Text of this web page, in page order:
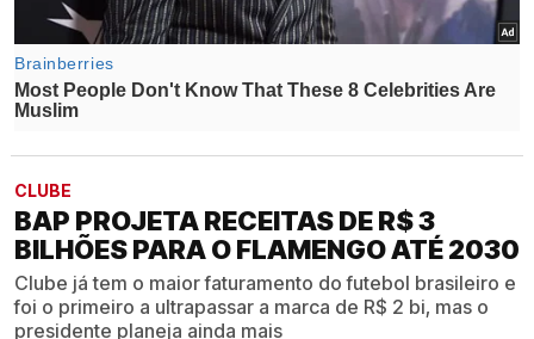
CLUBE
BAP PROJETA RECEITAS DE R$ 3
BILHÕES PARA O FLAMENGO ATÉ 2030
Clube já tem o maior faturamento do futebol brasileiro e
foi o primeiro a ultrapassar a marca de R$ 2 bi, mas o
presidente planeja ainda mais